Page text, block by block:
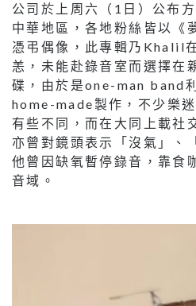
公司於上周六（1日）公布
中華地區，各地粉絲皆以《
憑弔偶像，此專輯乃Khalil
恙，未能赴錄音室而選擇在
碟，由於是one-man band
home-made製作，不少樂
有些不同，而在大同上載社
亦曾對鏡頭表示「沒氣」、
他曾因缺氧暫停錄音，靠食
音域。